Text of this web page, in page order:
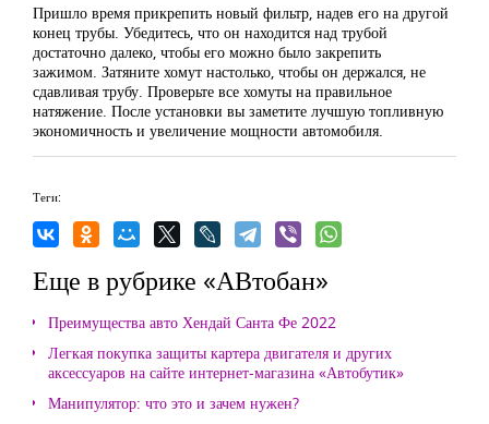
Пришло время прикрепить новый фильтр, надев его на другой
конец трубы. Убедитесь, что он находится над трубой
достаточно далеко, чтобы его можно было закрепить
зажимом. Затяните хомут настолько, чтобы он держался, не
сдавливая трубу. Проверьте все хомуты на правильное
натяжение. После установки вы заметите лучшую топливную
экономичность и увеличение мощности автомобиля.
Теги:
Еще в рубрике «АВтобан»
Преимущества авто Хендай Санта Фе 2022
Легкая покупка защиты картера двигателя и других
аксессуаров на сайте интернет-магазина «Автобутик»
Манипулятор: что это и зачем нужен?